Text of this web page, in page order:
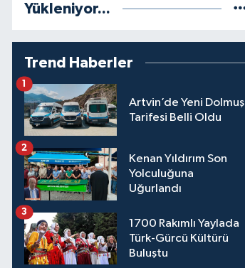
Yükleniyor...
Trend Haberler
Artvin’de Yeni Dolmuş
Tarifesi Belli Oldu
1
Kenan Yıldırım Son
Yolculuğuna
Uğurlandı
2
1700 Rakımlı Yaylada
Türk-Gürcü Kültürü
Buluştu
3